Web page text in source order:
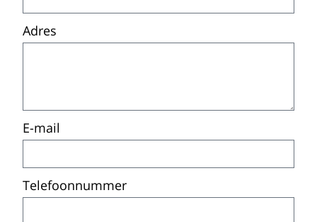
Adres
E-mail
Telefoonnummer